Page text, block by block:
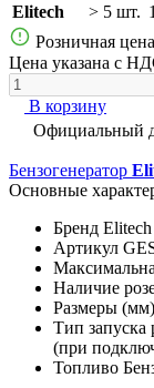
Elitech
> 5 шт.
Розничная цена
Цена указана с
В корзину
Официальный
Бензогенератор
Основные
Бренд Elitech
Артикул
Наличие
Размеры (мм)
Тип запуска
(при
Топливо